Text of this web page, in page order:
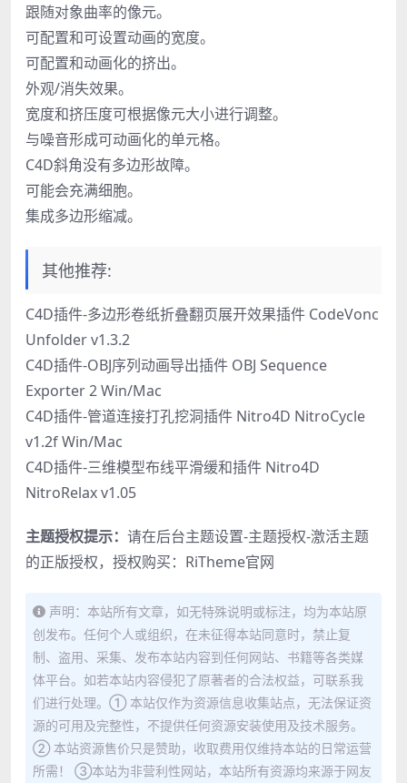
跟随对象曲率的像元。
可配置和可设置动画的宽度。
可配置和动画化的挤出。
外观/消失效果。
宽度和挤压度可根据像元大小进行调整。
与噪音形成可动画化的单元格。
C4D斜角没有多边形故障。
可能会充满细胞。
集成多边形缩减。
其他推荐:
C4D插件-多边形卷纸折叠翻页展开效果插件 CodeVonc
Unfolder v1.3.2
C4D插件-OBJ序列动画导出插件 OBJ Sequence
Exporter 2 Win/Mac
C4D插件-管道连接打孔挖洞插件 Nitro4D NitroCycle
v1.2f Win/Mac
C4D插件-三维模型布线平滑缓和插件 Nitro4D
NitroRelax v1.05
主题授权提示： 请在后台主题设置-主题授权-激活主题
的正版授权，授权购买： RiTheme官网
声明：本站所有文章，如无特殊说明或标注，均为本站原
创发布。任何个人或组织，在未征得本站同意时，禁止复
制、盗用、采集、发布本站内容到任何网站、书籍等各类媒
体平台。如若本站内容侵犯了原著者的合法权益，可联系我
们进行处理。① 本站仅作为资源信息收集站点，无法保证资
源的可用及完整性，不提供任何资源安装使用及技术服务。
② 本站资源售价只是赞助，收取费用仅维持本站的日常运营
所需！ ③本站为非营利性网站，本站所有资源均来源于网友